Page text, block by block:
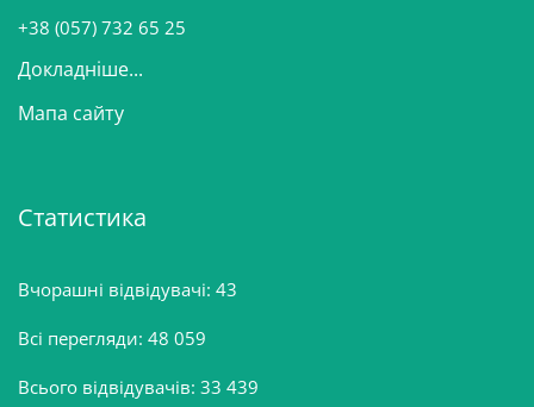
+38 (057) 732 65 25
Докладніше...
Мапа сайту
Статистика
Вчорашні відвідувачі: 43
Всі перегляди: 48 059
Всього відвідувачів: 33 439